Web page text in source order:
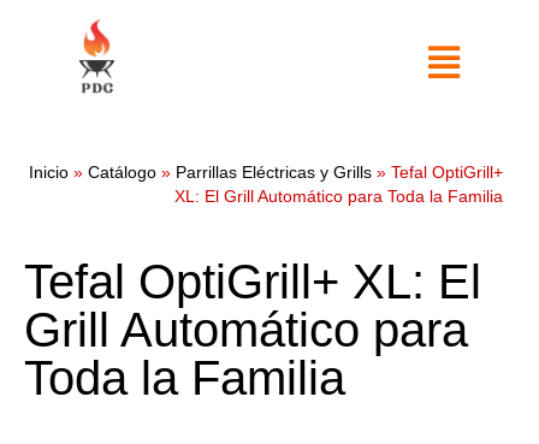
Inicio » Catálogo » Parrillas Eléctricas y Grills » Tefal OptiGrill+
XL: El Grill Automático para Toda la Familia
Tefal OptiGrill+ XL: El
Grill Automático para
Toda la Familia